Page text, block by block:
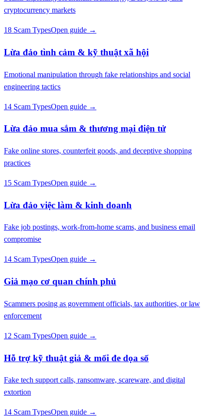
cryptocurrency markets
18 Scam TypesOpen guide →
Lừa đảo tình cảm & kỹ thuật xã hội
Emotional manipulation through fake relationships and social
engineering tactics
14 Scam TypesOpen guide →
Lừa đảo mua sắm & thương mại điện tử
Fake online stores, counterfeit goods, and deceptive shopping
practices
15 Scam TypesOpen guide →
Lừa đảo việc làm & kinh doanh
Fake job postings, work-from-home scams, and business email
compromise
14 Scam TypesOpen guide →
Giả mạo cơ quan chính phủ
Scammers posing as government officials, tax authorities, or law
enforcement
12 Scam TypesOpen guide →
Hỗ trợ kỹ thuật giả & mối đe dọa số
Fake tech support calls, ransomware, scareware, and digital
extortion
14 Scam TypesOpen guide →